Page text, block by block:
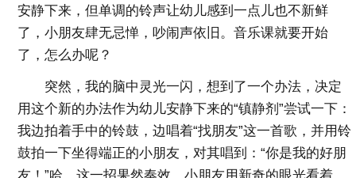
安静下来，但单调的铃声让幼儿感到一点儿也不新鲜
了，小朋友肆无忌惮，吵闹声依旧。音乐课就要开始
了，怎么办呢？
突然，我的脑中灵光一闪，想到了一个办法，决定
用这个新的办法作为幼儿安静下来的“镇静剂”尝试一下：
我边拍着手中的铃鼓，边唱着“找朋友”这一首歌，并用铃
鼓拍一下坐得端正的小朋友，对其唱到：“你是我的好朋